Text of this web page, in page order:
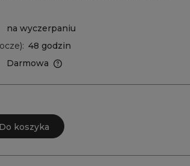
na wyczerpaniu
48 godzin
Darmowa
Do koszyka